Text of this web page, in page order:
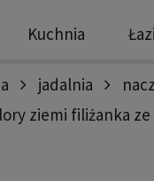
Kuchnia
Promocje
jadalnia
ziemi filiżanka